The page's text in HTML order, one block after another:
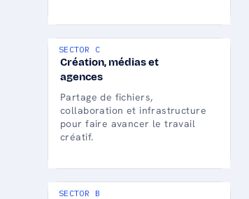
SECTOR C
Création, médias et
agences
Partage de fichiers,
collaboration et infrastructure
pour faire avancer le travail
créatif.
SECTOR B